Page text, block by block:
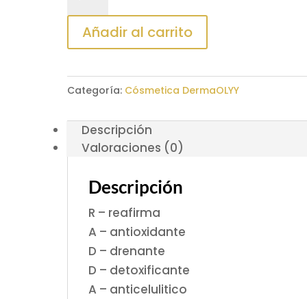
ANTICELULITICO
RADDAR
cantidad
Añadir al carrito
Categoría: Cósmetica DermaOLYY
Descripción
Valoraciones (0)
Descripción
R – reafirma
A – antioxidante
D – drenante
D – detoxificante
A – anticelulitico